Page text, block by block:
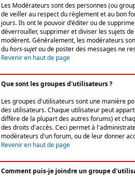
Les Modérateurs sont des personnes (ou
de veiller au respect du règlement et au bon
jours. Ils ont le pouvoir d'éditer ou de
déverrouiller, supprimer et diviser les sujets
modèrent. Généralement, les modérateurs
duhors-sujetou de poster des messages ne
Revenir en haut de page
Que sont les groupes d'utilisateurs ?
Les groupes d'utilisateurs sont une manière
des utilisateurs. Chaque utilisateur peut
diffère de la plupart des autres forums) et
des droits d'accès. Ceci permet à
modérateurs d'un forum, ou de leur donner
Revenir en haut de page
Comment puis-je joindre un groupe